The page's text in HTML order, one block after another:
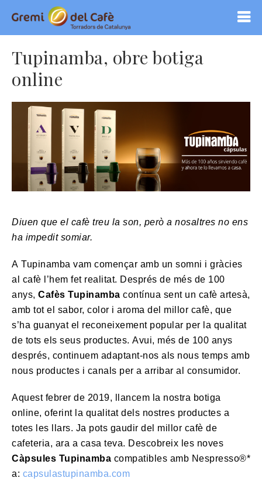
Tupinamba, obre botiga
online
Diuen que el cafè treu la son, però a nosaltres no ens
ha impedit somiar.
A Tupinamba vam començar amb un somni i gràcies
al cafè l’hem fet realitat. Després de més de 100
anys, Cafès Tupinamba contínua sent un cafè artesà,
amb tot el sabor, color i aroma del millor cafè, que
s’ha guanyat el reconeixement popular per la qualitat
de tots els seus productes. Avui, més de 100 anys
després, continuem adaptant-nos als nous temps amb
nous productes i canals per a arribar al consumidor.
Aquest febrer de 2019, llancem la nostra botiga
online, oferint la qualitat dels nostres productes a
totes les llars. Ja pots gaudir del millor cafè de
cafeteria, ara a casa teva. Descobreix les noves
Càpsules Tupinamba compatibles amb Nespresso®*
a: capsulastupinamba.com